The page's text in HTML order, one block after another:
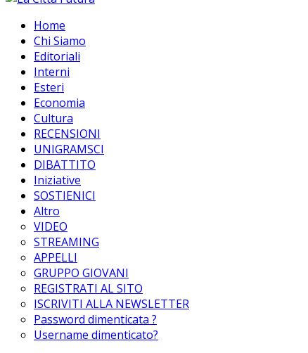
Home
Chi Siamo
Editoriali
Interni
Esteri
Economia
Cultura
RECENSIONI
UNIGRAMSCI
DIBATTITO
Iniziative
SOSTIENICI
Altro
VIDEO
STREAMING
APPELLI
GRUPPO GIOVANI
REGISTRATI AL SITO
ISCRIVITI ALLA NEWSLETTER
Password dimenticata ?
Username dimenticato?